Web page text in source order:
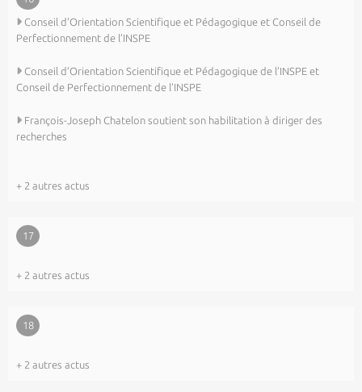
Conseil d’Orientation Scientifique et Pédagogique et Conseil de
Perfectionnement de l’INSPE
Conseil d’Orientation Scientifique et Pédagogique de l’INSPE et
Conseil de Perfectionnement de l’INSPE
François-Joseph Chatelon soutient son habilitation à diriger des
recherches
+ 2 autres actus
17
+ 2 autres actus
18
+ 2 autres actus